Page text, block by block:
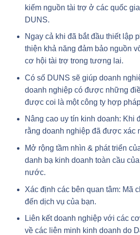
kiếm nguồn tài trợ ở các quốc
DUNS.
Ngay cả khi đã bắt đầu thiết lập
thiện khả năng đảm bảo nguồn
cơ hội tài trợ trong tương lai.
Có số DUNS sẽ giúp doanh
doanh nghiệp có được những
được coi là một công ty hợp
Nâng cao uy tín kinh doanh: Khi
rằng doanh nghiệp đã được xác
Mở rộng tầm nhìn & phát triển
danh bạ kinh doanh toàn cầu
nước.
Xác định các bên quan tâm: Mã
đến dịch vụ của bạn.
Liên kết doanh nghiệp với các
về các liên minh kinh doanh do